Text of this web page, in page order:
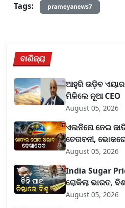
Tags:
prameyanews7
ବାଣିଜ୍ୟ
ଆହୁରି ଉଡ଼ିବ
ମିଳିଲେ ନୂଆ CEO
August 05, 2026
ଏଲନିନୋ ନେଇ
ଚେତାବନୀ,
August 05, 2026
India Sugar
ରୋକିଲା ଭାରତ,
August 05, 2026